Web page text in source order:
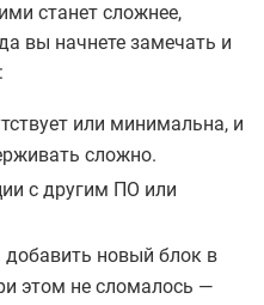
станет сложнее,
вы начнете замечать и
или минимальна, и
сложно.
с другим ПО или
добавить новый блок в
этом не сломалось —